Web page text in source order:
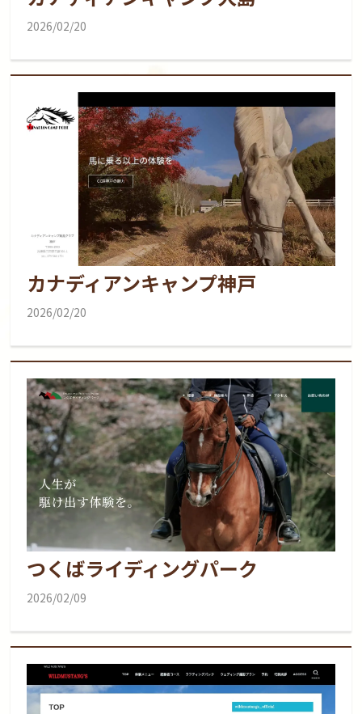
2026/02/20
カナディアンキャンプ神戸
2026/02/20
つくばライディングパーク
2026/02/09